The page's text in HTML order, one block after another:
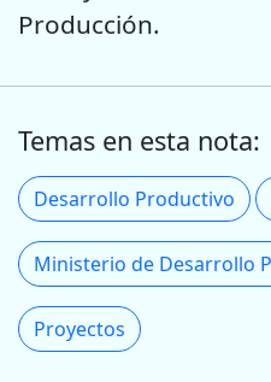
Producción.
Temas en esta nota:
Desarrollo Productivo
Proyectos